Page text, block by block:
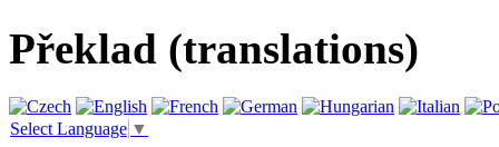
Překlad (translations)
Select Language ▼